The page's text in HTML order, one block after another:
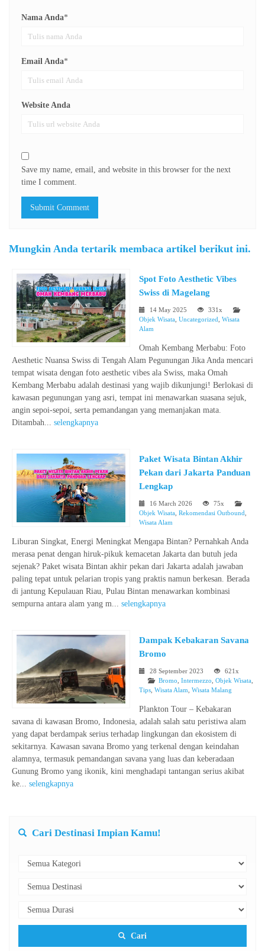
Nama Anda*
Email Anda*
Website Anda
Save my name, email, and website in this browser for the next
time I comment.
Mungkin Anda tertarik membaca artikel berikut ini.
Spot Foto Aesthetic Vibes
Swiss di Magelang
14 May 2025
331x
Objek Wisata Uncategorized Wisata
Alam
Omah Kembang Merbabu: Foto
Aesthetic Nuansa Swiss di Tengah Alam Pegunungan Jika Anda mencari
tempat wisata dengan foto aesthetic vibes ala Swiss, maka Omah
Kembang Merbabu adalah destinasi yang wajib dikunjungi! Berlokasi di
kawasan pegunungan yang asri, tempat ini menawarkan suasana sejuk,
angin sepoi-sepoi, serta pemandangan yang memanjakan mata.
Ditambah... selengkapnya
Paket Wisata Bintan Akhir
Pekan dari Jakarta Panduan
Lengkap
16 March 2026
75x
Objek Wisata Rekomendasi Outbound
Wisata Alam
Liburan Singkat, Energi Meningkat Mengapa Bintan? Pernahkah Anda
merasa penat dengan hiruk-pikuk kemacetan Jakarta dan butuh jeda
sejenak? Paket wisata Bintan akhir pekan dari Jakarta adalah jawaban
paling tepat untuk pelarian tropis yang praktis namun berkesan. Berada
di jantung Kepulauan Riau, Pulau Bintan menawarkan kombinasi
sempurna antara alam yang m... selengkapnya
Dampak Kebakaran Savana
Bromo
28 September 2023
621x
Bromo Intermezzo Objek Wisata
Tips Wisata Alam Wisata Malang
Plankton Tour – Kebakaran
savana di kawasan Bromo, Indonesia, adalah salah satu peristiwa alam
yang dapat berdampak serius terhadap lingkungan dan ekosistem di
sekitarnya. Kawasan savana Bromo yang terkenal dengan keindahan
alamnya, termasuk pemandangan savana yang luas dan keberadaan
Gunung Bromo yang ikonik, kini menghadapi tantangan serius akibat
ke... selengkapnya
Cari Destinasi Impian Kamu!
Cari